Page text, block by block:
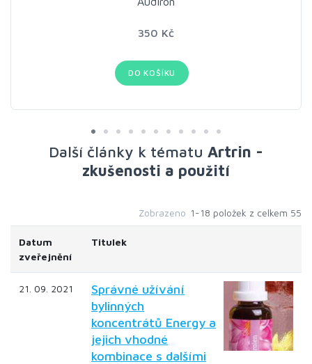
350 Kč
DO KOŠÍKU
Další články k tématu Artrin -
zkušenosti a použití
Zobrazeno 1-18 položek z celkem 55
Datum
zveřejnění
Titulek
21. 09. 2021
Správné užívání
bylinných
koncentrátů Energy a
jejich vhodné
kombinace s dalšími